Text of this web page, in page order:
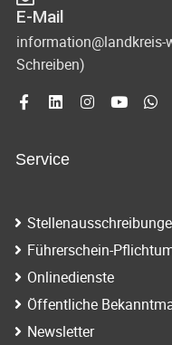
E-Mail
Schreiben)
Service
Führerschein-
Onlinedienste
Öffentliche
Newsletter